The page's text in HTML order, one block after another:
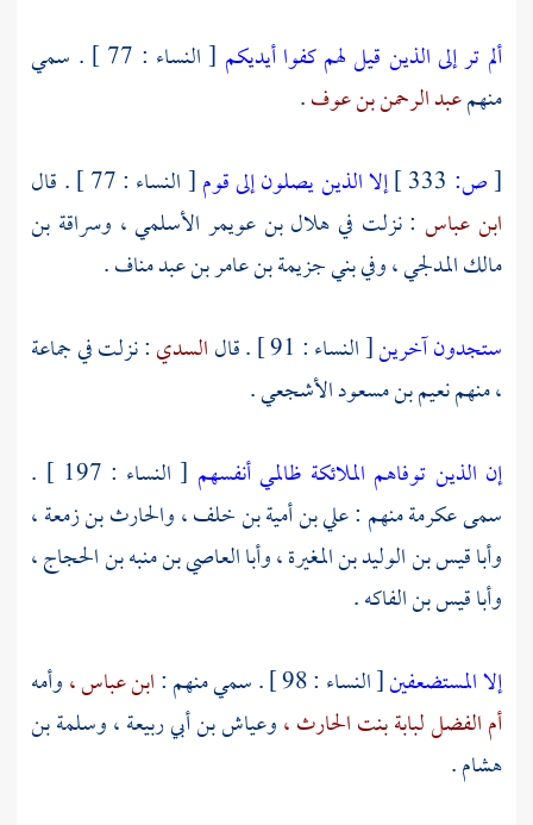
ألم تر إلى الذين قيل لهم كفوا أيديكم
[ النساء : 77 ] . سمي
منهمعبد الرحمن بن عوف.
[ص: إلا الذين يصلون إلى قوم[ النساء : 77 ] . قال
ابن عباس : نزلت فيهلال بن عويمر الأسلمي ، وسراقة بن
مالك المدلجي ،وفيبني جزيمة بن عامر بن عبد مناف.
ستجدون آخرين[ النساء : 91 ] . قال السدي: نزلت في جماعة
، منهمنعيم بن مسعود الأشجعي.
إن الذين توفاهم الملائكة ظالمي أنفسهم
[ النساء : 197 ] .
سمىعكرمةمنهم :علي بن أمية بن خلف ،والحارث بن زمعة ،
وأبا قيس بن الوليد بن المغيرة ،وأبا العاصي بن منبه بن الحجاج ،
وأبا قيس بن الفاكه.
إلا المستضعفين[ النساء : 98 ] . سمي منهم : ابن عباس ،وأمه
أم الفضل لبابة بنت الحارث ،وعياش بن أبي ربيعة ،وسلمة بن
هشام.